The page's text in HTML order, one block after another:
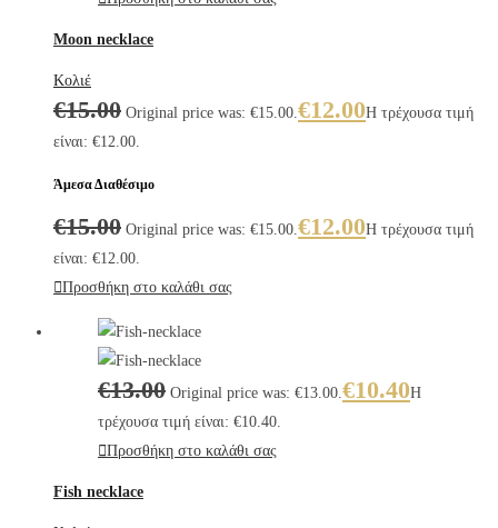
Moon necklace
Κολιέ
€15.00 Original price was: €15.00.€12.00Η τρέχουσα τιμή
είναι: €12.00.
Άμεσα Διαθέσιμο
€15.00 Original price was: €15.00.€12.00Η τρέχουσα τιμή
είναι: €12.00.
Προσθήκη στο καλάθι σας
€13.00 Original price was: €13.00.€10.40Η
τρέχουσα τιμή είναι: €10.40.
Προσθήκη στο καλάθι σας
Fish necklace